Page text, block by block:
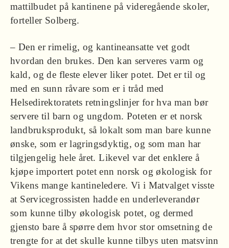
mattilbudet på kantinene på videregående skoler,
forteller Solberg.
– Den er rimelig, og kantineansatte vet godt
hvordan den brukes. Den kan serveres varm og
kald, og de fleste elever liker potet. Det er til og
med en sunn råvare som er i tråd med
Helsedirektoratets retningslinjer for hva man bør
servere til barn og ungdom. Poteten er et norsk
landbruksprodukt, så lokalt som man bare kunne
ønske, som er lagringsdyktig, og som man har
tilgjengelig hele året. Likevel var det enklere å
kjøpe importert potet enn norsk og økologisk for
Vikens mange kantineledere. Vi i Matvalget visste
at Servicegrossisten hadde en underleverandør
som kunne tilby økologisk potet, og dermed
gjensto bare å spørre dem hvor stor omsetning de
trengte for at det skulle kunne tilbys uten matsvinn